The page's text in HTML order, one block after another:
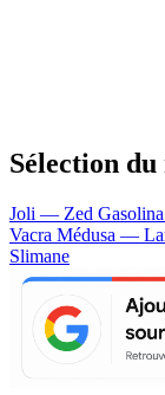
Sélection
Joli — Zed
Vacra Médusa —
Slimane